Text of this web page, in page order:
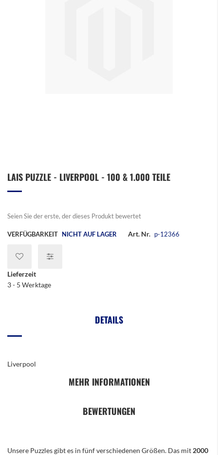
Anfang
LAIS PUZZLE - LIVERPOOL - 100 & 1.000 TEILE
Seien Sie der erste, der dieses Produkt bewertet
VERFÜGBARKEIT NICHT AUF LAGER Art. Nr. p-12366
Lieferzeit
3 - 5 Werktage
DETAILS
Liverpool
MEHR INFORMATIONEN
BEWERTUNGEN
Unsere Puzzles gibt es in fünf verschiedenen Größen. Das mit 2000